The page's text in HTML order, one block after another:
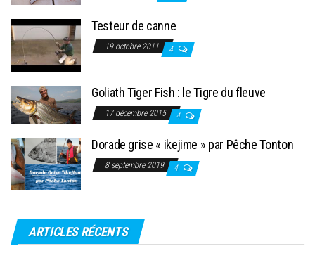
Testeur de canne
19 octobre 2011 4
Goliath Tiger Fish : le Tigre du fleuve
17 décembre 2015 4
Dorade grise « ikejime » par Pêche Tonton
8 septembre 2019 4
ARTICLES RÉCENTS